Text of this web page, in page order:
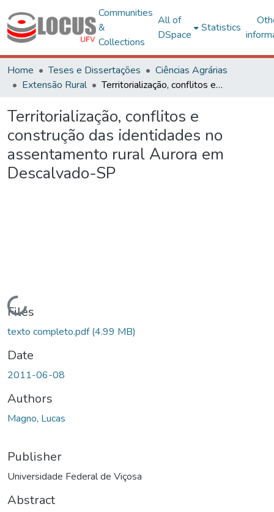
Communities
&
Collections
All of
DSpace
Statistics
Home Teses e Dissertações
Ciências Agrárias
Extensão Rural
Territorialização, conflitos e construção das identidades no assentamento rural Aurora em Descalvado-SP
Territorialização, conflitos e
construção das identidades no
assentamento rural Aurora em
Descalvado-SP
Loading...
Files
texto completo.pdf(4.99 MB)
Date
2011-06-08
Authors
Magno, Lucas
Publisher
Universidade Federal de Viçosa
Abstract